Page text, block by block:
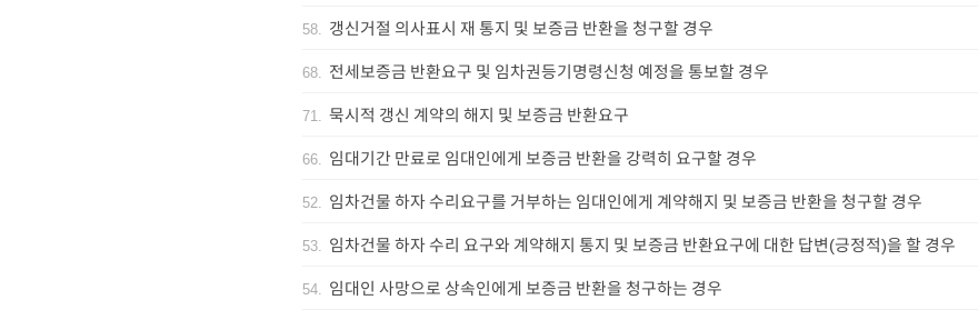
58. 갱신거절 의사표시 재 통지 및 보증금 반환을 청구할 경우
68. 전세보증금 반환요구 및 임차권등기명령신청 예정을 통보할 경우
71. 묵시적 갱신 계약의 해지 및 보증금 반환요구
66. 임대기간 만료로 임대인에게 보증금 반환을 강력히 요구할 경우
52. 임차건물 하자 수리요구를 거부하는 임대인에게 계약해지 및 보증금 반환을 청구할 경우
53. 임차건물 하자 수리 요구와 계약해지 통지 및 보증금 반환요구에 대한 답변(긍정적)을 할 경우
54. 임대인 사망으로 상속인에게 보증금 반환을 청구하는 경우